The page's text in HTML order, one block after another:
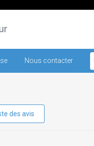
Nous contacter
des avis